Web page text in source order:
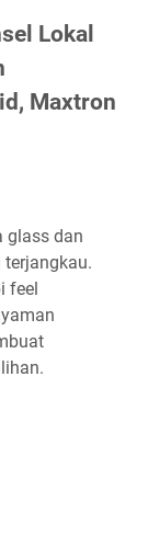
Lokal
Maxtron
glass dan
feel